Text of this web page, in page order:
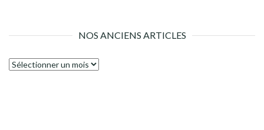
NOS ANCIENS ARTICLES
Nos